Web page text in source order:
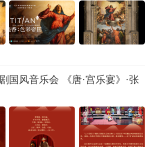
国风音乐会 《唐·宫乐宴》·张